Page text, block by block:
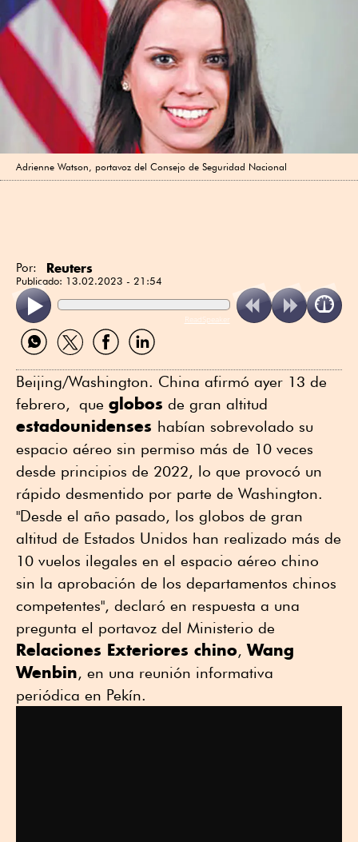
Adrienne Watson, portavoz del Consejo de Seguridad Nacional
Por: Reuters
Publicado: 13.02.2023 - 21:54
ReadSpeaker
Compartir
por
Compartir
por
Compartir
por
Compartir
por
Beijing/Washington. China afirmó ayer 13 de
febrero, que globos de gran altitud
estadounidenses habían sobrevolado su
espacio aéreo sin permiso más de 10 veces
desde principios de 2022, lo que provocó un
rápido desmentido por parte de Washington.
"Desde el año pasado, los globos de gran
altitud de Estados Unidos han realizado más de
10 vuelos ilegales en el espacio aéreo chino
sin la aprobación de los departamentos chinos
competentes", declaró en respuesta a una
pregunta el portavoz del Ministerio de
Relaciones Exteriores chino,Wang
Wenbin, en una reunión informativa
periódica en Pekín.